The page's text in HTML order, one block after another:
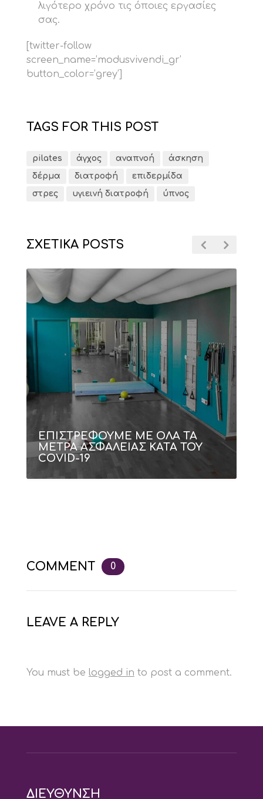
λιγότερο χρόνο τις όποιες εργασίες
σας.
[twitter-follow
screen_name=’modusvivendi_gr’
button_color=’grey’]
TAGS FOR THIS POST
pilates άγχος αναπνοή
άσκηση
δέρμα
διατροφή
επιδερμίδα
στρες
υγιεινή διατροφή ύπνος
ΣΧΕΤΙΚΑ POSTS
ΕΠΙΣΤΡΕΦΟΥΜΕ ΜΕ ΟΛΑ ΤΑ
ΜΕΤΡΑ ΑΣΦΑΛΕΙΑΣ ΚΑΤΑ ΤΟΥ
COVID-19
COMMENT 0
LEAVE A REPLY
You must be logged in to post a comment.
ΔΙΕΥΘΥΝΣΗ